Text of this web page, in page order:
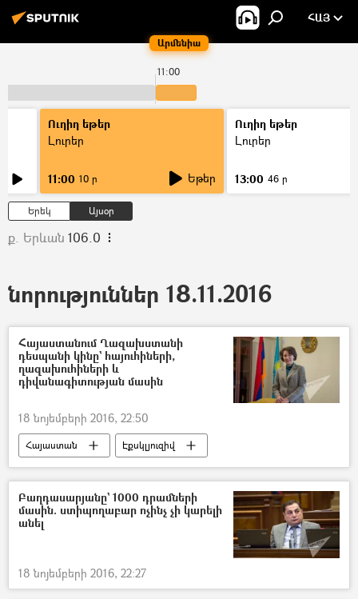
Արմենիա
ՀԱՅ
11:00
Ուղիղ եթեր
Լուրեր
11:00 10 ր Եթեր
Ուղիղ եթեր
Լուրեր
13:00 46 ր
Երեկ Այսօր
ք. Երևան 106.0
նորություններ 18.11.2016
Հայաստանում Ղազախստանի
դեսպանի կինը` հայուհիների,
ղազախուհիների և
դիվանագիտության մասին
18 նոյեմբերի 2016, 22:50
Հայաստան Էքսկլյուզիվ
Բաղդասարյանը` 1000 դրամների
մասին. ստիպողաբար ոչինչ չի կարելի
անել
18 նոյեմբերի 2016, 22:27